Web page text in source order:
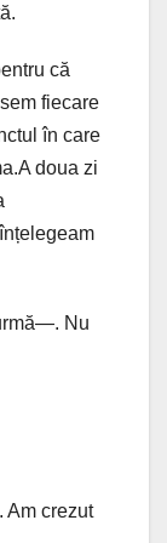
că
fiecare
în care
doua zi
Nu
crezut